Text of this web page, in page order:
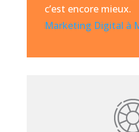
c’est encore mieux.
Marketing Digital à